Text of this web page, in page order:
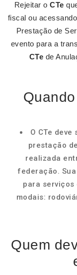
Rejeitar o CTe
fiscal ou
Prestação de
evento para a
CTe de
O CTe
prestação
realizada
federação.
para serviços
modais:
Quem